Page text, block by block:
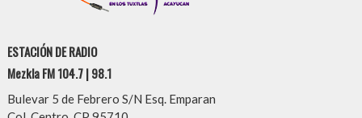
ESTACIÓN DE RADIO
Mezkla FM 104.7 | 98.1
Bulevar 5 de Febrero S/N Esq. Emparan